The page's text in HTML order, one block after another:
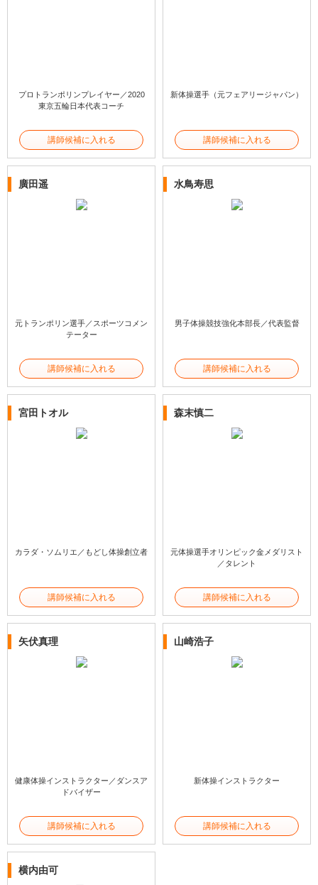
プロトランポリンプレイヤー／2020
東京五輪日本代表コーチ
講師候補に入れる
新体操選手（元フェアリージャパン）
講師候補に入れる
廣田遥
元トランポリン選手／スポーツコメン
テーター
講師候補に入れる
水鳥寿思
男子体操競技強化本部長／代表監督
講師候補に入れる
宮田トオル
カラダ・ソムリエ／もどし体操創立者
講師候補に入れる
森末慎二
元体操選手オリンピック金メダリスト
／タレント
講師候補に入れる
矢伏真理
健康体操インストラクター／ダンスア
ドバイザー
講師候補に入れる
山崎浩子
新体操インストラクター
講師候補に入れる
横内由可